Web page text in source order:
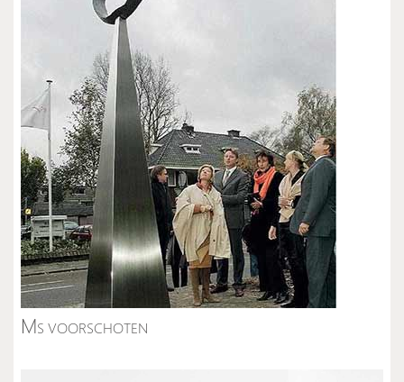
MS VOORSCHOTEN